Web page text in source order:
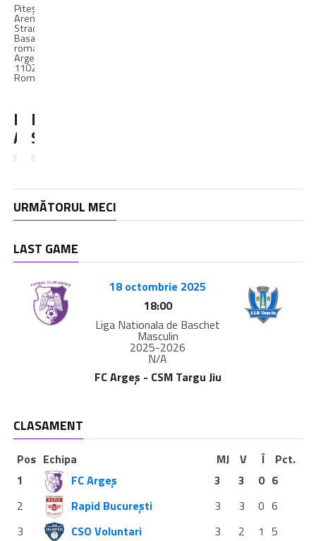
Pitești
Arena,
Strada
Basarabiei,
romana,
Argeș,
110264,
România
FC
Argeș
Parnu
Sadam
URMĂTORUL MECI
LAST GAME
18 octombrie 2025
18:00
Liga Nationala de Baschet
Masculin
2025-2026
N/A
FC Argeș - CSM Targu Jiu
CLASAMENT
Pos Echipa MJ V Î
Pct.
1
FC Argeș 3 3 0 6
2
Rapid București 3 3 0 6
3
CSO Voluntari 3 2 1 5